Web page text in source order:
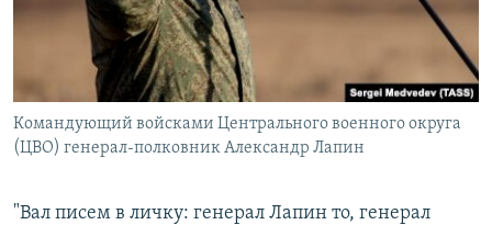
Командующий войсками Центрального военного округа
(ЦВО) генерал-полковник Александр Лапин
"Вал писем в личку: генерал Лапин то, генерал